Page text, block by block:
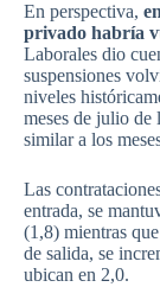
En perspectiva,
privado habría
Laborales dio
suspensiones
niveles
meses de julio de
similar a los
Las
entrada, se
(1,8) mientras
de salida, se
ubican en 2,0.